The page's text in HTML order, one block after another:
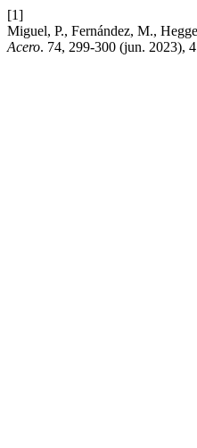
[1]
Miguel, P., Fernández, M.,
Acero. 74, 299-300 (jun. 2023),